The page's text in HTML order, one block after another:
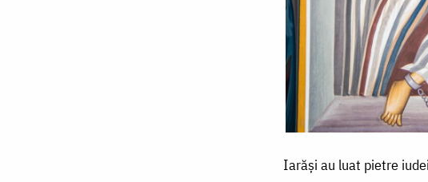
Iarăși au luat pietre